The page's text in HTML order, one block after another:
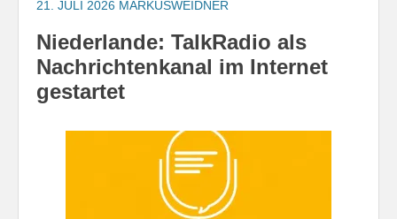
21. JULI 2026 MARKUSWEIDNER
Niederlande: TalkRadio als
Nachrichtenkanal im Internet
gestartet